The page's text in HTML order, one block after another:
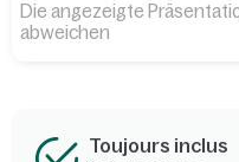
Die angezeigte
abweichen
Toujours inclus